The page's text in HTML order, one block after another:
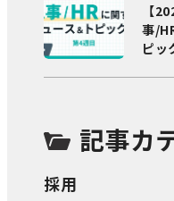
【
事/
ピッ
記事カ
採用